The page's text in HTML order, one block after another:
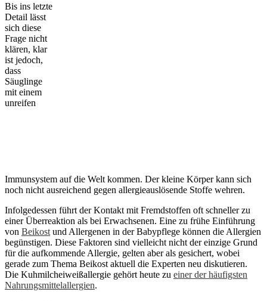
Bis ins letzte
Detail lässt
sich diese
Frage nicht
klären, klar
ist jedoch,
dass
Säuglinge
mit einem
unreifen
Immunsystem auf die Welt kommen. Der kleine Körper kann sich
noch nicht ausreichend gegen allergieauslösende Stoffe wehren.
Infolgedessen führt der Kontakt mit Fremdstoffen oft schneller zu
einer Überreaktion als bei Erwachsenen. Eine zu frühe Einführung
von Beikost und Allergenen in der Babypflege können die Allergien
begünstigen. Diese Faktoren sind vielleicht nicht der einzige Grund
für die aufkommende Allergie, gelten aber als gesichert, wobei
gerade zum Thema Beikost aktuell die Experten neu diskutieren.
Die Kuhmilcheiweißallergie gehört heute zu einer der häufigsten
Nahrungsmittelallergien.